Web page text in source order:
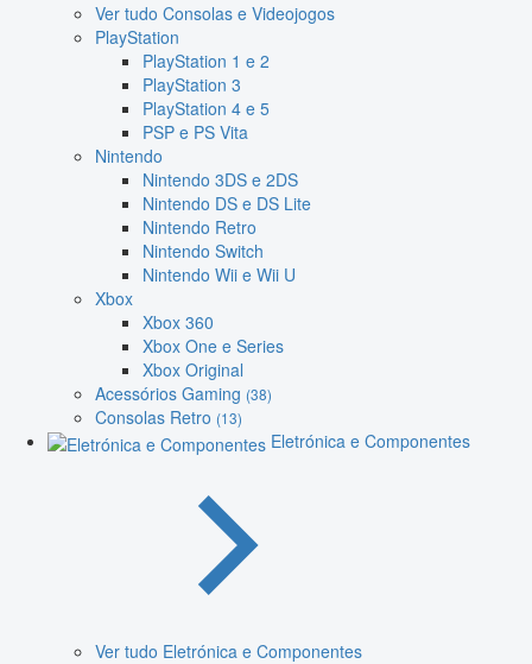
Ver tudo Consolas e Videojogos
PlayStation
PlayStation 1 e 2
PlayStation 3
PlayStation 4 e 5
PSP e PS Vita
Nintendo
Nintendo 3DS e 2DS
Nintendo DS e DS Lite
Nintendo Retro
Nintendo Switch
Nintendo Wii e Wii U
Xbox
Xbox 360
Xbox One e Series
Xbox Original
Acessórios Gaming (38)
Consolas Retro (13)
Eletrónica e Componentes
Ver tudo Eletrónica e Componentes